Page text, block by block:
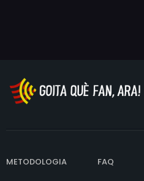
METODOLOGIA FAQ